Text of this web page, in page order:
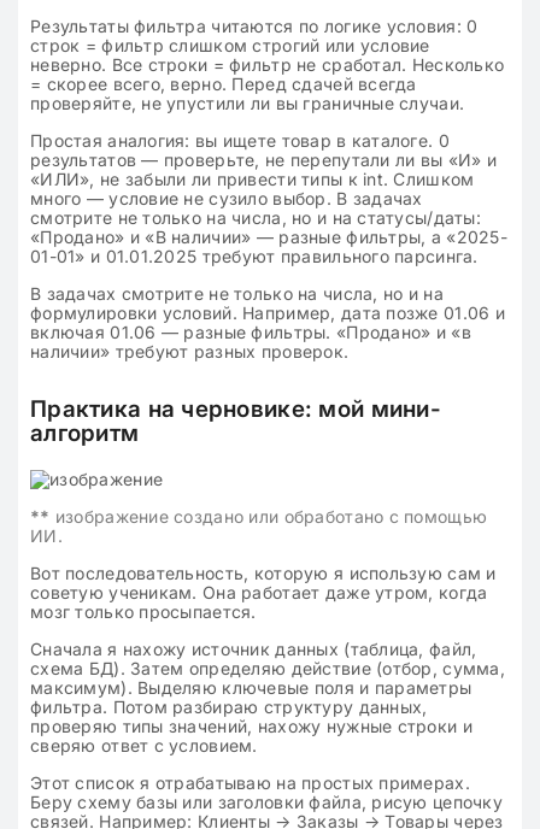
Результаты фильтра читаются по логике условия: 0
строк = фильтр слишком строгий или условие
неверно. Все строки = фильтр не сработал. Несколько
= скорее всего, верно. Перед сдачей всегда
проверяйте, не упустили ли вы граничные случаи.
Простая аналогия: вы ищете товар в каталоге. 0
результатов — проверьте, не перепутали ли вы «И» и
«ИЛИ», не забыли ли привести типы к int. Слишком
много — условие не сузило выбор. В задачах
смотрите не только на числа, но и на статусы/даты:
«Продано» и «В наличии» — разные фильтры, а «2025-
01-01» и 01.01.2025 требуют правильного парсинга.
В задачах смотрите не только на числа, но и на
формулировки условий. Например, дата позже 01.06 и
включая 01.06 — разные фильтры. «Продано» и «в
наличии» требуют разных проверок.
Практика на черновике: мой мини-
алгоритм
** изображение создано или обработано с помощью
ИИ.
Вот последовательность, которую я использую сам и
советую ученикам. Она работает даже утром, когда
мозг только просыпается.
Сначала я нахожу источник данных (таблица, файл,
схема БД). Затем определяю действие (отбор, сумма,
максимум). Выделяю ключевые поля и параметры
фильтра. Потом разбираю структуру данных,
проверяю типы значений, нахожу нужные строки и
сверяю ответ с условием.
Этот список я отрабатываю на простых примерах.
Беру схему базы или заголовки файла, рисую цепочку
связей. Например: Клиенты → Заказы → Товары через